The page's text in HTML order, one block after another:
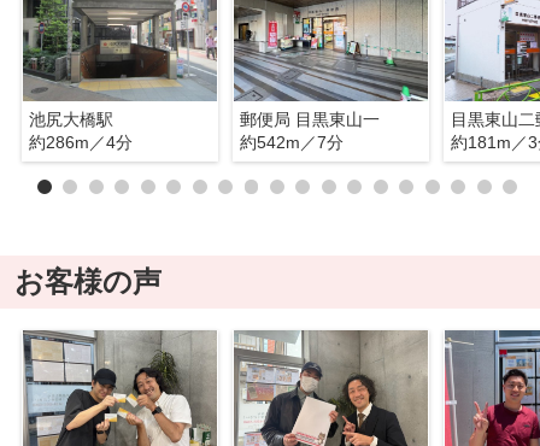
池尻大橋駅
約286m／4分
郵便局 目黒東山一
約542m／7分
目黒東山二
約181m／
お客様の声